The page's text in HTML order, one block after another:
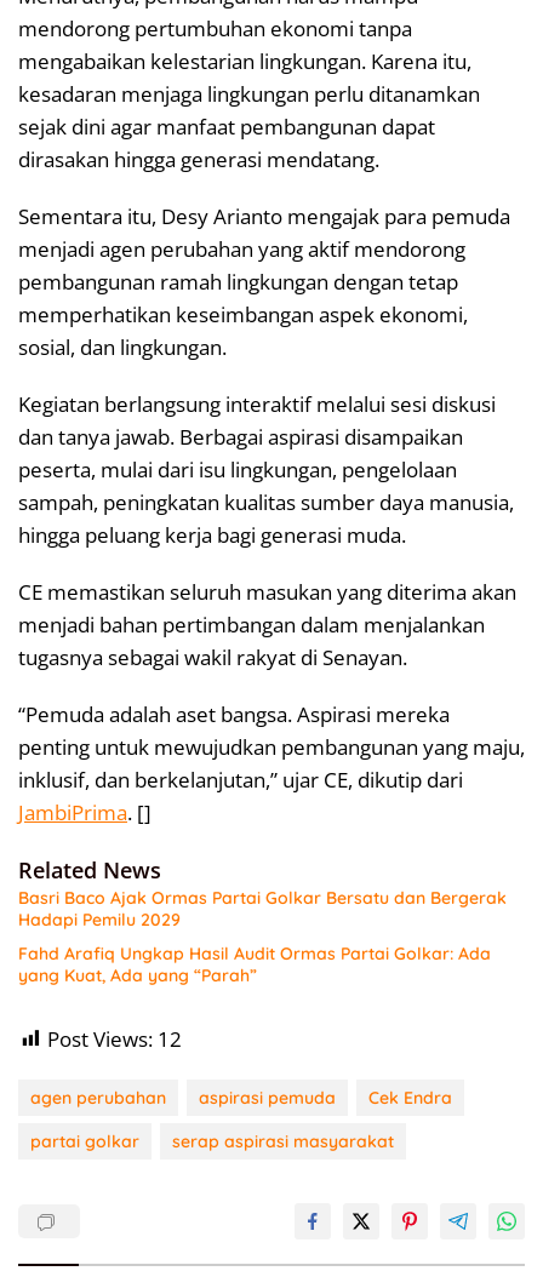
mendorong pertumbuhan ekonomi tanpa
mengabaikan kelestarian lingkungan. Karena itu,
kesadaran menjaga lingkungan perlu ditanamkan
sejak dini agar manfaat pembangunan dapat
dirasakan hingga generasi mendatang.
Sementara itu, Desy Arianto mengajak para pemuda
menjadi agen perubahan yang aktif mendorong
pembangunan ramah lingkungan dengan tetap
memperhatikan keseimbangan aspek ekonomi,
sosial, dan lingkungan.
Kegiatan berlangsung interaktif melalui sesi diskusi
dan tanya jawab. Berbagai aspirasi disampaikan
peserta, mulai dari isu lingkungan, pengelolaan
sampah, peningkatan kualitas sumber daya manusia,
hingga peluang kerja bagi generasi muda.
CE memastikan seluruh masukan yang diterima akan
menjadi bahan pertimbangan dalam menjalankan
tugasnya sebagai wakil rakyat di Senayan.
“Pemuda adalah aset bangsa. Aspirasi mereka
penting untuk mewujudkan pembangunan yang maju,
inklusif, dan berkelanjutan,” ujar CE, dikutip dari
JambiPrima. []
Related News
Basri Baco Ajak Ormas Partai Golkar Bersatu dan Bergerak
Hadapi Pemilu 2029
Fahd Arafiq Ungkap Hasil Audit Ormas Partai Golkar: Ada
yang Kuat, Ada yang “Parah”
Post Views: 12
agen perubahan aspirasi pemuda
Cek Endra
partai golkar
serap aspirasi masyarakat